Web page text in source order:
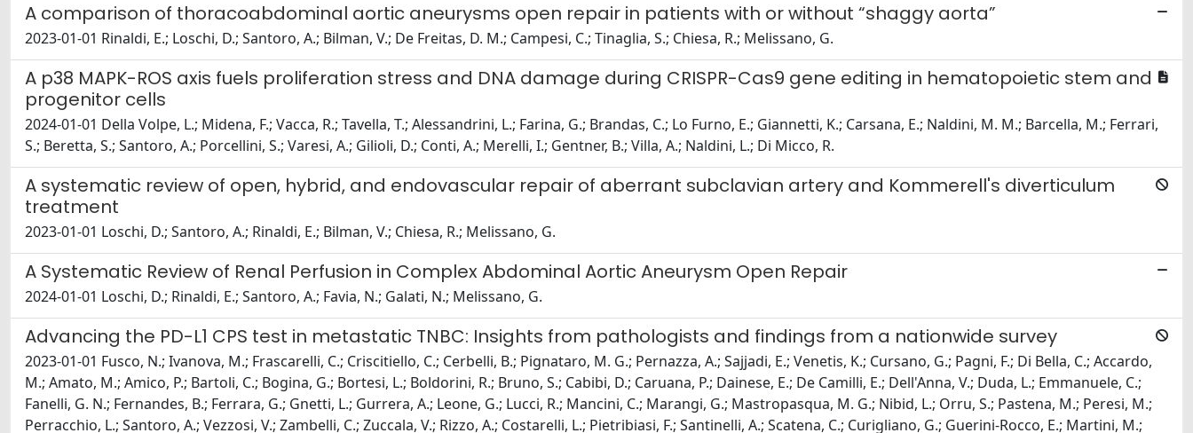
A comparison of thoracoabdominal aortic aneurysms open repair in patients with or without “shaggy aorta”
2023-01-01 Rinaldi, E.; Loschi, D.; Santoro, A.; Bilman, V.; De Freitas, D. M.; Campesi, C.; Tinaglia, S.; Chiesa, R.; Melissano, G.
A p38 MAPK-ROS axis fuels proliferation stress and DNA damage during CRISPR-Cas9 gene editing in hematopoietic stem and
progenitor cells
2024-01-01 Della Volpe, L.; Midena, F.; Vacca, R.; Tavella, T.; Alessandrini, L.; Farina, G.; Brandas, C.; Lo Furno, E.; Giannetti, K.; Carsana, E.; Naldini, M. M.; Barcella, M.; Ferrari,
S.; Beretta, S.; Santoro, A.; Porcellini, S.; Varesi, A.; Gilioli, D.; Conti, A.; Merelli, I.; Gentner, B.; Villa, A.; Naldini, L.; Di Micco, R.
A systematic review of open, hybrid, and endovascular repair of aberrant subclavian artery and Kommerell's diverticulum
treatment
2023-01-01 Loschi, D.; Santoro, A.; Rinaldi, E.; Bilman, V.; Chiesa, R.; Melissano, G.
A Systematic Review of Renal Perfusion in Complex Abdominal Aortic Aneurysm Open Repair
2024-01-01 Loschi, D.; Rinaldi, E.; Santoro, A.; Favia, N.; Galati, N.; Melissano, G.
Advancing the PD-L1 CPS test in metastatic TNBC: Insights from pathologists and findings from a nationwide survey
2023-01-01 Fusco, N.; Ivanova, M.; Frascarelli, C.; Criscitiello, C.; Cerbelli, B.; Pignataro, M. G.; Pernazza, A.; Sajjadi, E.; Venetis, K.; Cursano, G.; Pagni, F.; Di Bella, C.; Accardo,
M.; Amato, M.; Amico, P.; Bartoli, C.; Bogina, G.; Bortesi, L.; Boldorini, R.; Bruno, S.; Cabibi, D.; Caruana, P.; Dainese, E.; De Camilli, E.; Dell'Anna, V.; Duda, L.; Emmanuele, C.;
Fanelli, G. N.; Fernandes, B.; Ferrara, G.; Gnetti, L.; Gurrera, A.; Leone, G.; Lucci, R.; Mancini, C.; Marangi, G.; Mastropasqua, M. G.; Nibid, L.; Orru, S.; Pastena, M.; Peresi, M.;
Perracchio, L.; Santoro, A.; Vezzosi, V.; Zambelli, C.; Zuccala, V.; Rizzo, A.; Costarelli, L.; Pietribiasi, F.; Santinelli, A.; Scatena, C.; Curigliano, G.; Guerini-Rocco, E.; Martini, M.;